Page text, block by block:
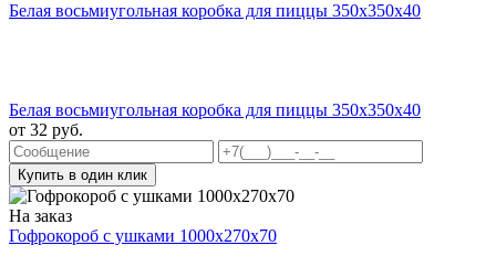
Белая восьмиугольная коробка для пиццы 350x350x40
Белая восьмиугольная коробка для пиццы 350x350x40
от 32 руб.
Купить в один клик
На заказ
Гофрокороб с ушками 1000х270х70